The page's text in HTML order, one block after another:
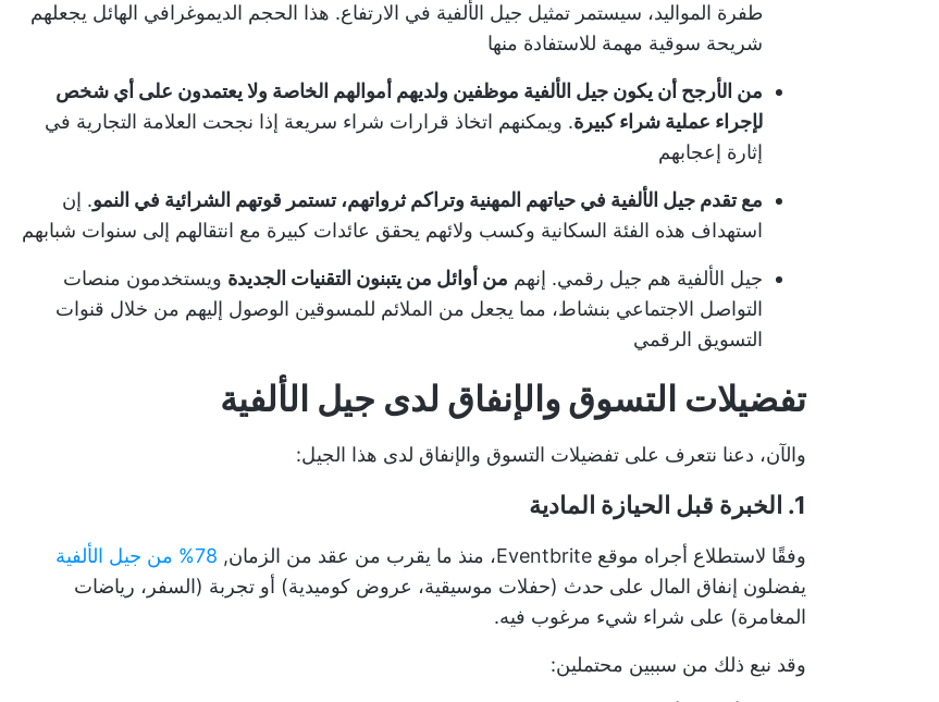
طفرة المواليد، سيستمر تمثيل جيل الألفية في الارتفاع. هذا الحجم الديموغرافي الهائل يجعلهم
شريحة سوقية مهمة للاستفادة منها
من الأرجح أن يكون جيل الألفية موظفين ولديهم أموالهم الخاصة ولا يعتمدون على أي شخص
لإجراء عملية شراء كبيرة. ويمكنهم اتخاذ قرارات شراء سريعة إذا نجحت العلامة التجارية في
إثارة إعجابهم
مع تقدم جيل الألفية في حياتهم المهنية وتراكم ثرواتهم، تستمر قوتهم الشرائية في النمو. إن
استهداف هذه الفئة السكانية وكسب ولائهم يحقق عائدات كبيرة مع انتقالهم إلى سنوات شبابهم
جيل الألفية هم جيل رقمي. إنهم من أوائل من يتبنون التقنيات الجديدة ويستخدمون منصات
التواصل الاجتماعي بنشاط، مما يجعل من الملائم للمسوقين الوصول إليهم من خلال قنوات
التسويق الرقمي
تفضيلات التسوق والإنفاق لدى جيل الألفية
والآن، دعنا نتعرف على تفضيلات التسوق والإنفاق لدى هذا الجيل:
1. الخبرة قبل الحيازة المادية
وفقًا لاستطلاع أجراه موقع Eventbrite، منذ ما يقرب من عقد من الزمان,
78% من جيل الألفية
يفضلون إنفاق المال على حدث (حفلات موسيقية، عروض كوميدية) أو تجربة (السفر، رياضات
المغامرة) على شراء شيء مرغوب فيه.
وقد نبع ذلك من سببين محتملين: